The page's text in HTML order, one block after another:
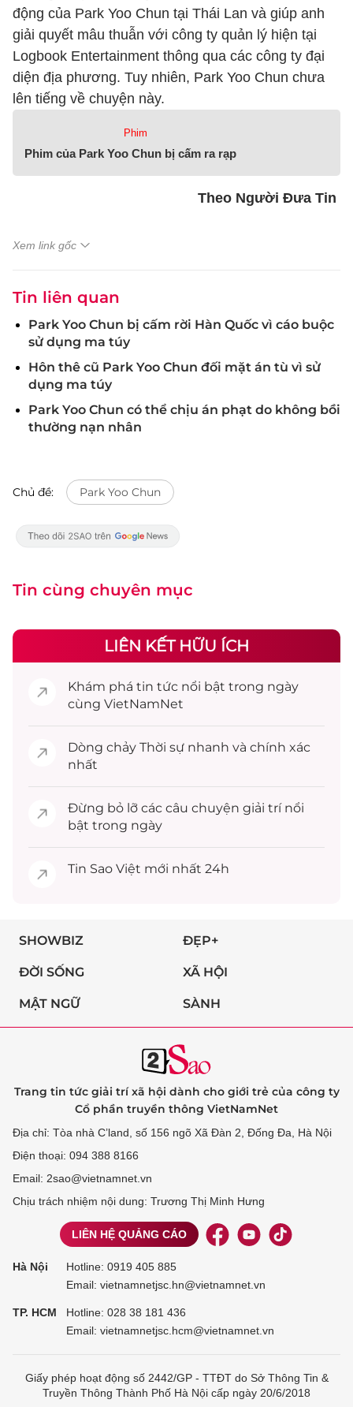
động của Park Yoo Chun tại Thái Lan và giúp anh
giải quyết mâu thuẫn với công ty quản lý hiện tại
Logbook Entertainment thông qua các công ty đại
diện địa phương. Tuy nhiên, Park Yoo Chun chưa
lên tiếng về chuyện này.
Phim
Phim của Park Yoo Chun bị cấm ra rạp
Theo Người Đưa Tin
Xem link gốc
Tin liên quan
Park Yoo Chun bị cấm rời Hàn Quốc vì cáo buộc
sử dụng ma túy
Hôn thê cũ Park Yoo Chun đối mặt án tù vì sử
dụng ma túy
Park Yoo Chun có thể chịu án phạt do không bồi
thường nạn nhân
Chủ đề: Park Yoo Chun
Tin cùng chuyên mục
LIÊN KẾT HỮU ÍCH
Khám phá tin tức nổi bật trong ngày
cùng VietNamNet
Dòng chảy Thời sự nhanh và chính xác
nhất
Đừng bỏ lỡ các câu chuyện giải trínổi
bật trong ngày
Tin Sao Việt mới nhất 24h
SHOWBIZ ĐẸP+
ĐỜI SỐNG XÃ HỘI
MẬT NGỮ SÀNH
Trang tin tức giải trí xã hội dành cho giới trẻ của công ty
Cổ phần truyền thông VietNamNet
Địa chỉ: Tòa nhà C’land, số 156 ngõ Xã Đàn 2, Đống Đa, Hà Nội
Điện thoại: 094 388 8166
Email: 2sao@vietnamnet.vn
Chịu trách nhiệm nội dung: Trương Thị Minh Hưng
LIÊN HỆ QUẢNG CÁO
Hà Nội Hotline: 0919 405 885
Email: vietnamnetjsc.hn@vietnamnet.vn
TP. HCM Hotline: 028 38 181 436
Email: vietnamnetjsc.hcm@vietnamnet.vn
Giấy phép hoạt động số 2442/GP - TTĐT do Sở Thông Tin &
Truyền Thông Thành Phố Hà Nội cấp ngày 20/6/2018